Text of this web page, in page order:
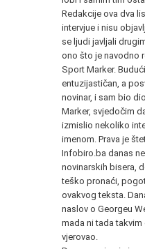
Redakcije ova dva
intervjue i nisu
se ljudi javljali
ono što je navodno
Sport Marker.
entuzijastičan, a
novinar, i sam bio
Marker, svjedočim
izmislio nekoliko
imenom. Prava je
Infobiro.ba danas
novinarskih bisera,
teško pronaći,
ovakvog teksta.
naslov o Georgeu
mada ni tada
vjerovao.